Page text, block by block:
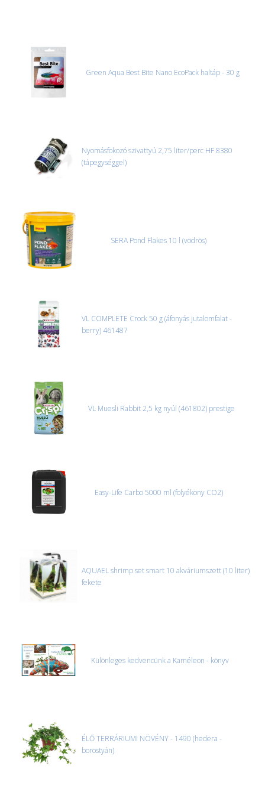
Green Aqua Best Bite Nano EcoPack haltáp - 30 g
Nyomásfokozó szivattyú 2,75 liter/perc HF 8380
(tápegységgel)
SERA Pond Flakes 10 l (vödrös)
VL COMPLETE Crock 50 g (áfonyás jutalomfalat -
berry) 461487
VL Muesli Rabbit 2,5 kg nyúl (461802) prestige
Easy-Life Carbo 5000 ml (folyékony CO2)
AQUAEL shrimp set smart 10 akváriumszett (10 liter)
fekete
Különleges kedvencünk a Kaméleon - könyv
ÉLŐ TERRÁRIUMI NÖVÉNY - 1490 (hedera -
borostyán)